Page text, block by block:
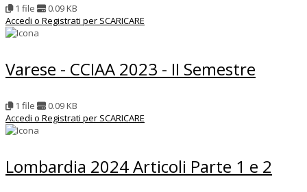
1 file
0.09 KB
Accedi o Registrati per SCARICARE
Varese - CCIAA 2023 - II Semestre
1 file
0.09 KB
Accedi o Registrati per SCARICARE
Lombardia 2024 Articoli Parte 1 e 2